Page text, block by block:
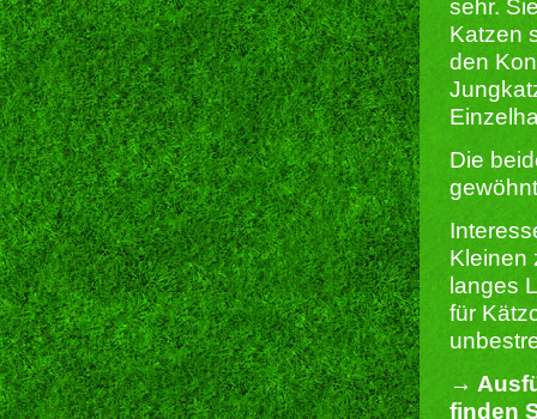
sehr.
Katzen
den
Die
Kleinen
langes
für
→
finden